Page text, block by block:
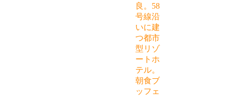
良。58
号線沿
いに建
つ都市
型リゾ
ートホ
テル。
朝食ブ
ッフェ